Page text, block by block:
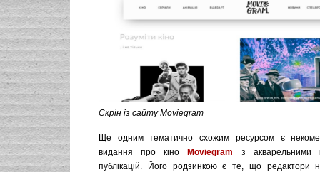
Скрін із сайту Moviegram
Ще одним тематично схожим ресурсом є
видання про кіно
Moviegram
з акварельними
публікацій. Його родзинкою є те, що редактори